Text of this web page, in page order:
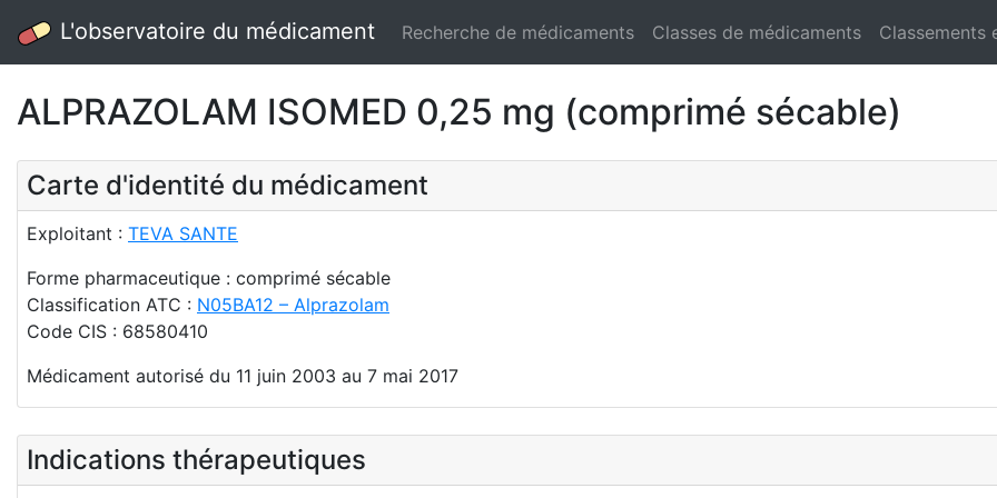
L'observatoire du médicament Recherche de médicaments Classes de médicaments Classements
ALPRAZOLAM ISOMED 0,25 mg (comprimé sécable)
Carte d'identité du médicament
Exploitant : TEVA SANTE
Forme pharmaceutique : comprimé sécable
Classification ATC : N05BA12 – Alprazolam
Code CIS : 68580410
Médicament autorisé du 11 juin 2003 au 7 mai 2017
Indications thérapeutiques